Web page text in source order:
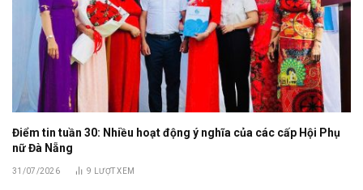
Điểm tin tuần 30: Nhiều hoạt động ý nghĩa của các cấp Hội Phụ
nữ Đà Nẵng
31/07/2026 9 LƯỢT XEM